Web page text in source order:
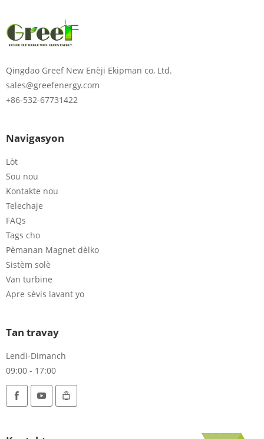
Qingdao Greef New Enèji Ekipman co, Ltd.
sales@greefenergy.com
+86-532-67731422
Navigasyon
Lòt
Sou nou
Kontakte nou
Telechaje
FAQs
Tags cho
Pèmanan Magnet dèlko
Sistèm solè
Van turbine
Apre sèvis lavant yo
Tan travay
Lendi-Dimanch
09:00 - 17:00